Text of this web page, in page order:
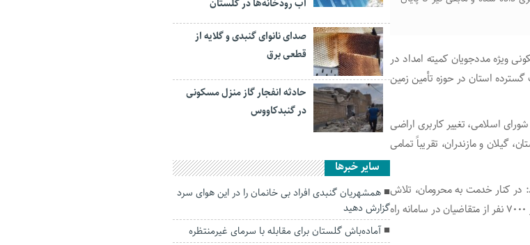
عملیات اجرایی ساخت ۳۰۰ واحد مسکونی ویژه مددجویان کمیته امداد در
استان در حوزه تأمین زمین
اسلامی، تغییر کاربری اراضی
و مازندران، تقریباً تمامی
در کنار خدمت به محرومان، تلاش
داریم به نیاز متقاضیان طرح نهضت ملی جوانی جمعیت نیز پاسخ دهیم. تاکنون بیش از ۷۰۰۰ نفر از متقاضیان در سامانه راه
آب رودخانه‌ها در گلستان
صدای نانوای گنبدی و گلایه از
قطعی برق
حادثه انفجار گاز منزل مسکونی
در گنبدکاووس
سایر خبرها
همشهریان گنبدی افراد بی خانمان را در این هوای سرد
گزارش دهید
آماده‌باش گلستان برای مقابله با سرمای غیرمنتظره